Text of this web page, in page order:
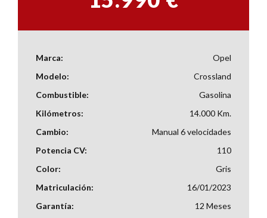
Marca:
Opel
Modelo:
Crossland
Combustible:
Gasolina
Kilómetros:
14.000 Km.
Cambio:
Manual 6 velocidades
Potencia CV:
110
Color:
Gris
Matriculación:
16/01/2023
Garantía:
12 Meses